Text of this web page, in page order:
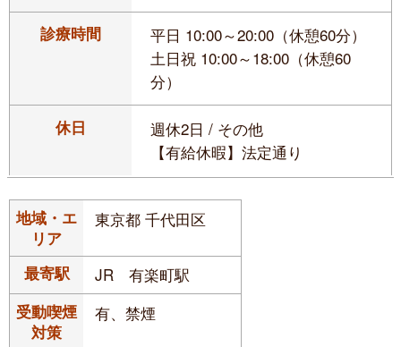
診療時間
平日 10:00～20:00（休憩60分）
土日祝 10:00～18:00（休憩60
分）
休日
週休2日 / その他
【有給休暇】法定通り
地域・エ
リア
東京都 千代田区
最寄駅 JR 有楽町駅
受動喫煙
対策
有、禁煙